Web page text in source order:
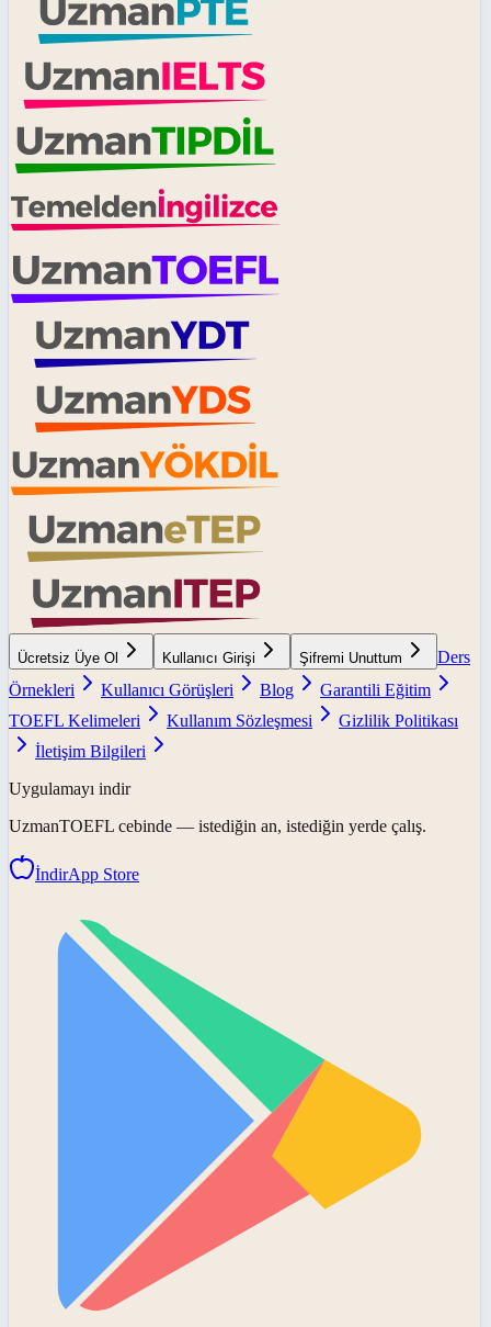
Ücretsiz Üye Ol Kullanıcı Girişi Şifremi Unuttum
Ders
Örnekleri
Kullanıcı Görüşleri Blog
Garantili Eğitim
TOEFL Kelimeleri
Kullanım Sözleşmesi
Gizlilik Politikası
İletişim Bilgileri
Uygulamayı indir
UzmanTOEFL cebinde — istediğin an, istediğin yerde çalış.
İndirApp Store